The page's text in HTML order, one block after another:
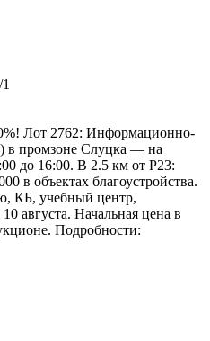
Лот 2762: Информационно-
в промзоне Слуцка — на
до 16:00. В 2.5 км от Р23:
в объектах благоустройства.
КБ, учебный центр,
августа. Начальная цена в
Подробности: